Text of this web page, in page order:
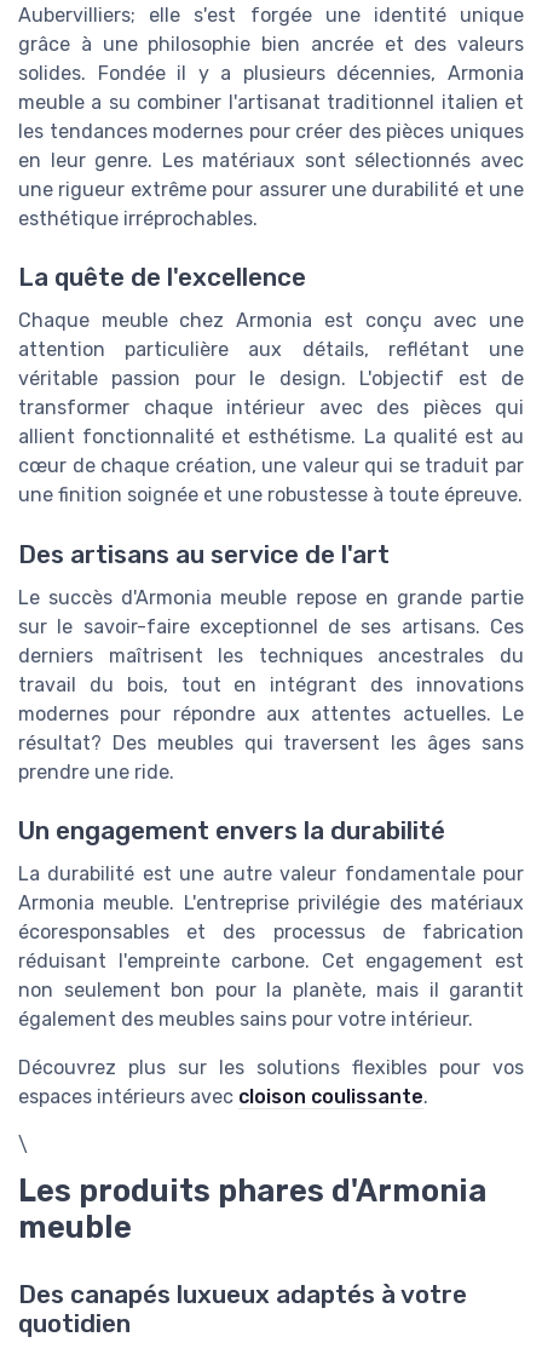
Aubervilliers; elle s'est forgée une identité unique
grâce à une philosophie bien ancrée et des valeurs
solides. Fondée il y a plusieurs décennies, Armonia
meuble a su combiner l'artisanat traditionnel italien et
les tendances modernes pour créer des pièces uniques
en leur genre. Les matériaux sont sélectionnés avec
une rigueur extrême pour assurer une durabilité et une
esthétique irréprochables.
La quête de l'excellence
Chaque meuble chez Armonia est conçu avec une
attention particulière aux détails, reflétant une
véritable passion pour le design. L'objectif est de
transformer chaque intérieur avec des pièces qui
allient fonctionnalité et esthétisme. La qualité est au
cœur de chaque création, une valeur qui se traduit par
une finition soignée et une robustesse à toute épreuve.
Des artisans au service de l'art
Le succès d'Armonia meuble repose en grande partie
sur le savoir-faire exceptionnel de ses artisans. Ces
derniers maîtrisent les techniques ancestrales du
travail du bois, tout en intégrant des innovations
modernes pour répondre aux attentes actuelles. Le
résultat? Des meubles qui traversent les âges sans
prendre une ride.
Un engagement envers la durabilité
La durabilité est une autre valeur fondamentale pour
Armonia meuble. L'entreprise privilégie des matériaux
écoresponsables et des processus de fabrication
réduisant l'empreinte carbone. Cet engagement est
non seulement bon pour la planète, mais il garantit
également des meubles sains pour votre intérieur.
Découvrez plus sur les solutions flexibles pour vos
espaces intérieurs avec cloison coulissante.
\
Les produits phares d'Armonia
meuble
Des canapés luxueux adaptés à votre
quotidien